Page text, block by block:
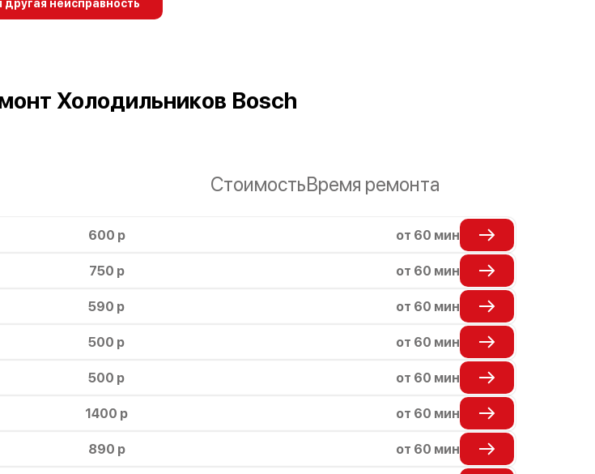
другая неисправность
Холодильников Bosch
СтоимостьВремя ремонта
600 р от 60 мин
750 р от 60 мин
590 р от 60 мин
500 р от 60 мин
500 р от 60 мин
1400 р от 60 мин
890 р
от 60 мин